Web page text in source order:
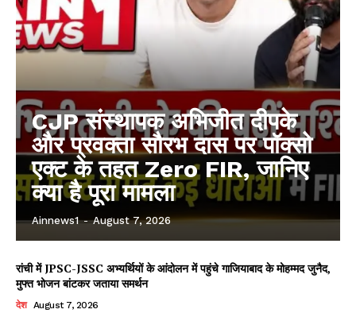
CJP संस्थापक अभिजीत दीपके
और प्रवक्ता सौरभ दास पर पॉक्सो
एक्ट के तहत Zero FIR, जानिए
क्या है पूरा मामला
Ainnews1 - August 7, 2026
रांची में JPSC-JSSC अभ्यर्थियों के आंदोलन में पहुंचे गाजियाबाद के मोहम्मद जुनैद,
मुफ्त भोजन बांटकर जताया समर्थन
देश August 7, 2026